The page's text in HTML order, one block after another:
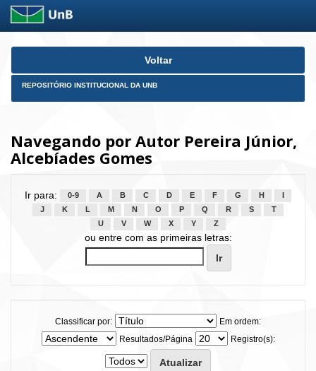
Skip
Voltar
REPOSITÓRIO INSTITUCIONAL DA UNB
Navegando por Autor Pereira Júnior,
Alcebíades Gomes
Ir para: 0-9 A B C D E F G H
J
K L M N O P Q R S
T
U
V W X Y Z
ou entre com as primeiras letras:
Classificar por:
Em ordem:
Resultados/Página
Registro(s):